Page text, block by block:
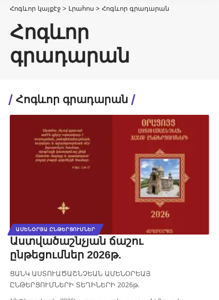
Հոգևոր կայքէջ > Լրահոս > Հոգևոր գրադարան
Հոգևոր
գրադարան
Հոգևոր գրադարան
ԱՄԵՆՕՐՅԱ ԸՆԹԵՐՑՈՒՄՆԵՐ
Աստվածաշնչյան ճաշու
ընթեցումներ 2026թ.
ՑԱՆԿ ԱՍՏՈՒԱԾԱՇՆՉԵԱՆ ԱՄԵՆՕՐԵԱՅ
ԸՆԹԵՐՑՈՒՄՆԵՐԻ ՏԵՂԻՆԵՐԻ 2026թ.